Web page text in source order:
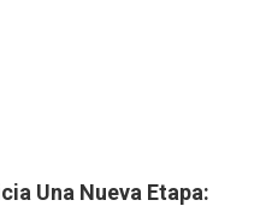
Una Nueva Etapa: